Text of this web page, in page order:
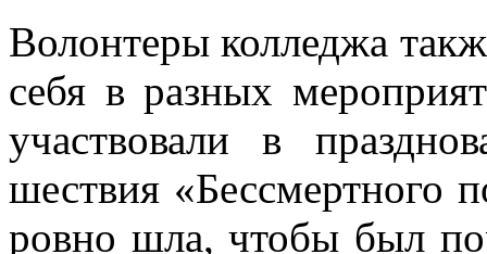
Волонтеры колледжа
себя в разных
участвовали в
шествия «Бессмертного
ровно шла, чтобы был